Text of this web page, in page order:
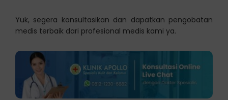
Yuk, segera konsultasikan dan dapatkan pengobatan
medis terbaik dari profesional medis kami ya.